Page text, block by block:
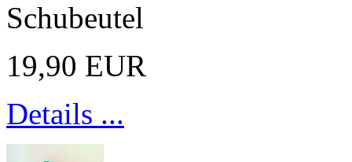
Schubeutel
19,90 EUR
Details ...